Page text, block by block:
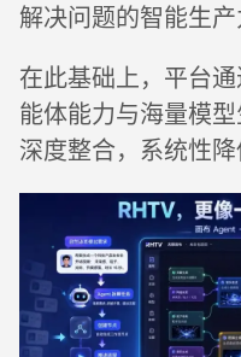
解决问题的智能生产
在此基础上，平台
能体能力与海量模
深度整合，系统性